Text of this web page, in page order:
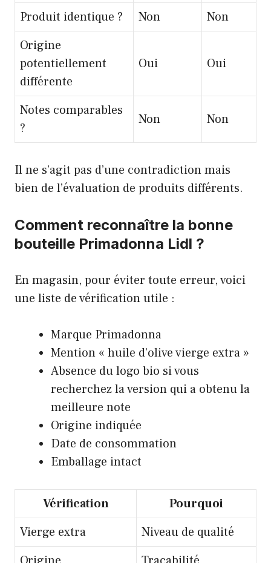
Produit identique ?
Non
Non
Origine
potentiellement
différente
Oui Oui
Notes comparables
?
Non Non
Il ne s’agit pas d’une contradiction mais
bien de l’évaluation de produits différents.
Comment reconnaître la bonne
bouteille Primadonna Lidl ?
En magasin, pour éviter toute erreur, voici
une liste de vérification utile :
Marque Primadonna
Mention « huile d’olive vierge extra »
Absence du logo bio si vous
recherchez la version qui a obtenu la
meilleure note
Origine indiquée
Date de consommation
Emballage intact
Vérification
Pourquoi
Vierge extra
Niveau de qualité